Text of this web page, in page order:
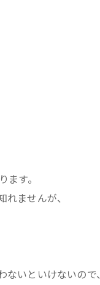
す。
ませんが、
いといけないので、